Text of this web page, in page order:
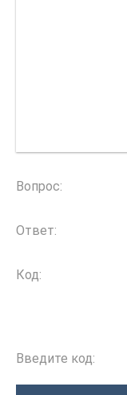
Вопрос:
Ответ:
Код:
Введите код: